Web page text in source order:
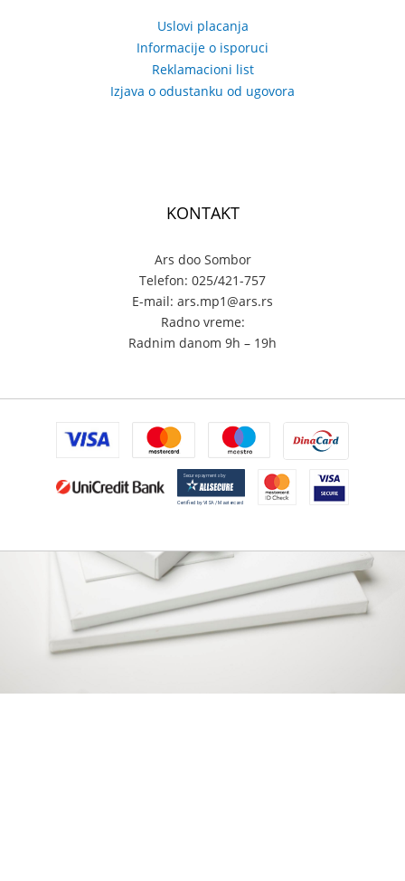
Uslovi placanja
Informacije o isporuci
Reklamacioni list
Izjava o odustanku od ugovora
KONTAKT
Ars doo Sombor
Telefon: 025/421-757
E-mail: ars.mp1@ars.rs
Radno vreme:
Radnim danom 9h – 19h